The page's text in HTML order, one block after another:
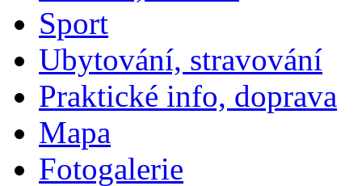
Sport
Ubytování, stravování
Praktické info, doprava
Mapa
Fotogalerie